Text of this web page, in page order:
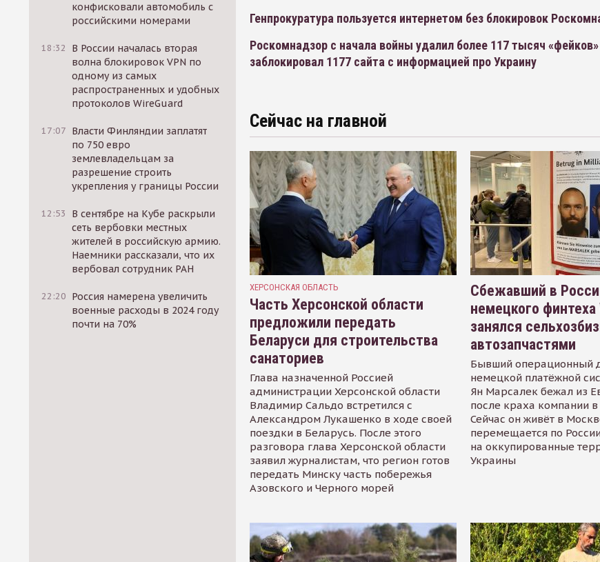
конфисковали автомобиль с
российскими номерами
18:32
В России началась вторая
волна блокировок VPN по
одному из самых
распространенных и удобных
протоколов WireGuard
17:07 Власти Финляндии заплатят
по 750 евро
землевладельцам за
разрешение строить
укрепления у границы России
12:53
В сентябре на Кубе раскрыли
сеть вербовки местных
жителей в российскую армию.
Наемники рассказали, что их
вербовал сотрудник РАН
22:20 Россия намерена увеличить
военные расходы в 2024 году
почти на 70%
Генпрокуратура пользуется интернетом без блокировок
Роскомнадзор с начала войны удалил более 117 тысяч «фейков»
заблокировал 1177 сайта с информацией про Украину
Сейчас на главной
ХЕРСОНСКАЯ ОБЛАСТЬ
Часть Херсонской области
предложили передать
Беларуси для строительства
санаториев
Глава назначенной Россией
администрации Херсонской области
Владимир Сальдо встретился с
Александром Лукашенко в ходе своей
поездки в Беларусь. После этого
разговора глава Херсонской области
заявил журналистам, что регион готов
передать Минску часть побережья
Азовского и Черного морей
Сбежавший в
немецкого финтеха
занялся
автозапчастями
Бывший операционный
немецкой платёжной
Ян Марсалек бежал из
после краха компании в
Сейчас он живёт в
перемещается по
на оккупированные
Украины